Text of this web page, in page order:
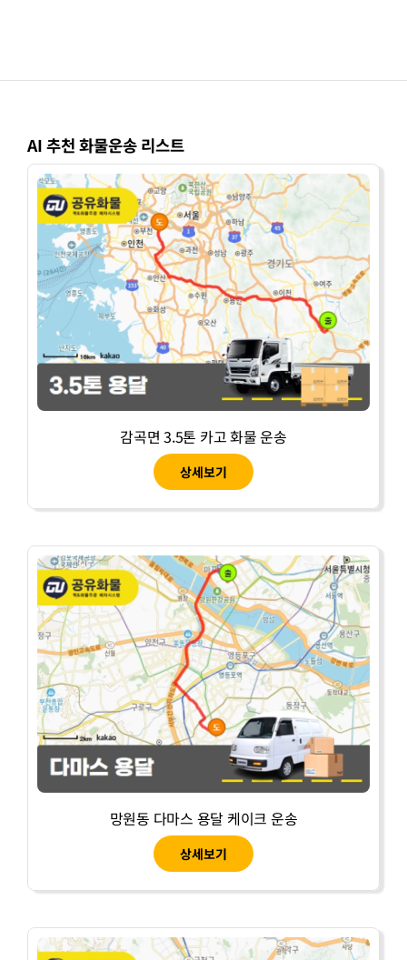
AI 추천 화물운송 리스트
감곡면 3.5톤 카고 화물 운송
상세보기
망원동 다마스 용달 케이크 운송
상세보기